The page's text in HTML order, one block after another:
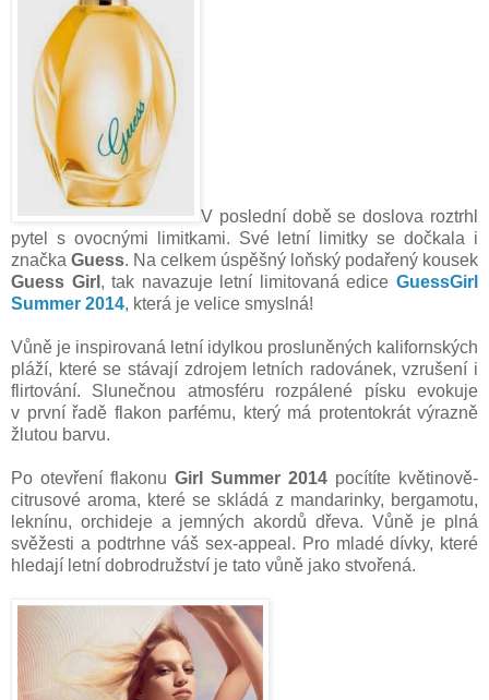
V poslední době se doslova roztrhl
pytel s ovocnými limitkami. Své letní limitky se dočkala i
značka Guess. Na celkem úspěšný loňský podařený kousek
Guess Girl , tak navazuje letní limitovaná ediceGuessGirl
Summer 2014, která je velice smyslná!
Vůně je inspirovaná letní idylkou prosluněných kalifornských
pláží, které se stávají zdrojem letních radovánek, vzrušení i
flirtování. Slunečnou atmosféru rozpálené písku evokuje
v první řadě flakon parfému, který má protentokrát výrazně
žlutou barvu.
Po otevření flakonu Girl Summer 2014 pocítíte květinově-
citrusové aroma, které se skládá z mandarinky, bergamotu,
leknínu, orchideje a jemných akordů dřeva. Vůně je plná
svěžesti a podtrhne váš sex-appeal. Pro mladé dívky, které
hledají letní dobrodružství je tato vůně jako stvořená.